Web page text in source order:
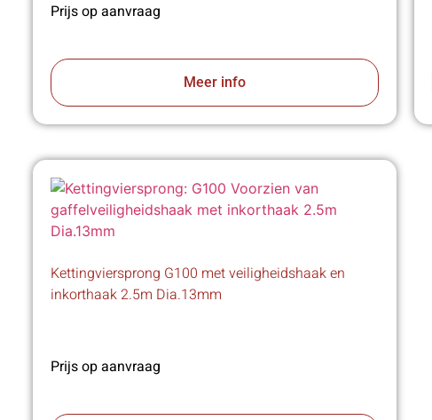
Prijs op aanvraag
Meer info
Kettingviersprong G100 met veiligheidshaak en
inkorthaak 2.5m Dia.13mm
Prijs op aanvraag